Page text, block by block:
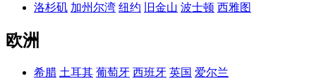
洛杉矶 加州尔湾 纽约 旧金山 波士顿 西雅图
欧洲
希腊 土耳其 葡萄牙 西班牙 英国 爱尔兰